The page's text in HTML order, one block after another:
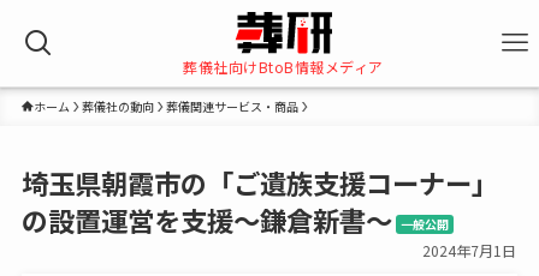
葬儀社向けBtoB情報メディア
ホーム 葬儀社の動向 葬儀関連サービス・商品
埼玉県朝霞市の「ご遺族支援コーナー」
の設置運営を支援～鎌倉新書～ 一般公開
2024年7月1日